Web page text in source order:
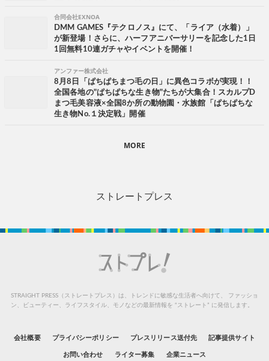
合同会社EXNOA
DMM GAMES『テクロノス』にて、「ライア（水着）」
が新登場！さらに、ハーフアニバーサリーを記念した1日
1回無料10連ガチャやイベントを開催！
アンファー株式会社
8月8日「ぱちぱちまつ毛の日」に異色コラボが実現！！
全国各地の"ぱちぱちな生き物"たちが大集合！スカルプD
まつ毛美容液×全国8か所の動物園・水族館「ぱちぱちな
生き物No.１決定戦」開催
MORE
ストレートプレス
STRAIGHT PRESS（ストレートプレス）は、トレンドに敏感な生活者へ向けて、
ファッショ
ン、ビューティー、ライフスタイル、モノなどの最新情報を “ストレート” に発信します。
会社概要 プライバシーポリシー プレスリリース送付先 記事提供サイト
お問い合わせ ライター募集 企業ニュース